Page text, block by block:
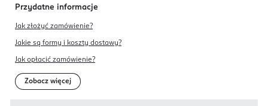
Przydatne informacje
Jak złożyć zamówienie?
Jakie są formy i koszty dostawy?
Jak opłacić zamówienie?
Zobacz więcej